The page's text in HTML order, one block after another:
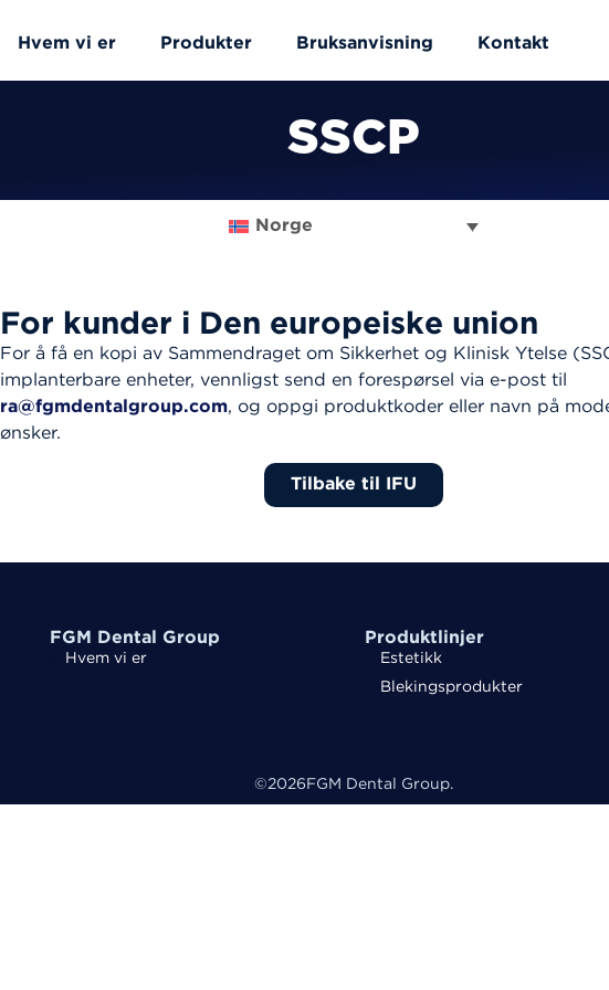
Hvem vi er Produkter Bruksanvisning Kontakt
SSCP
Norge
For kunder i Den europeiske union
For å få en kopi av Sammendraget om Sikkerhet og Klinisk Ytelse
implanterbare enheter, vennligst send en forespørsel via e-post til
ra@fgmdentalgroup.com, og oppgi produktkoder eller navn på
ønsker.
Tilbake til IFU
FGM Dental Group
Hvem vi er
Produktlinjer
Estetikk
Blekingsprodukter
©2026 FGM Dental Group.